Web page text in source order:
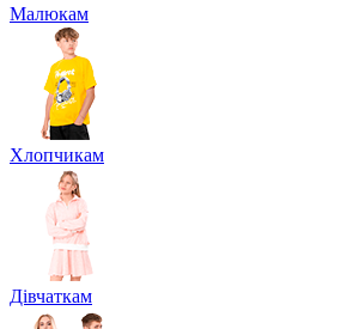
Малюкам
Хлопчикам
Дівчаткам